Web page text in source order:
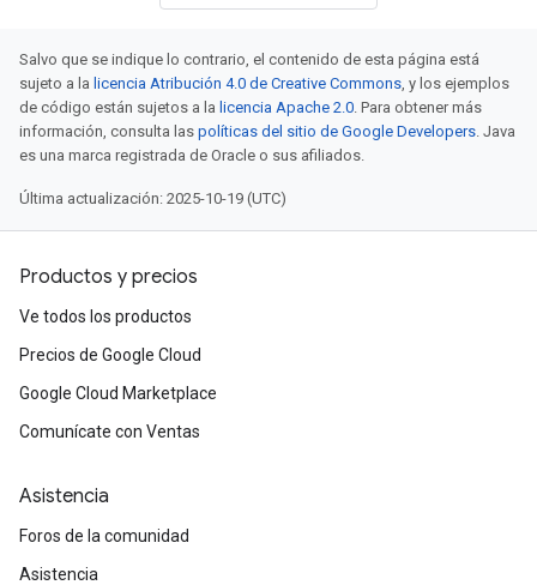
Salvo que se indique lo contrario, el contenido de esta página está
sujeto a la licencia Atribución 4.0 de Creative Commons, y los ejemplos
de código están sujetos a la licencia Apache 2.0. Para obtener más
información, consulta las políticas del sitio de Google Developers. Java
es una marca registrada de Oracle o sus afiliados.
Última actualización: 2025-10-19 (UTC)
Productos y precios
Ve todos los productos
Precios de Google Cloud
Google Cloud Marketplace
Comunícate con Ventas
Asistencia
Foros de la comunidad
Asistencia